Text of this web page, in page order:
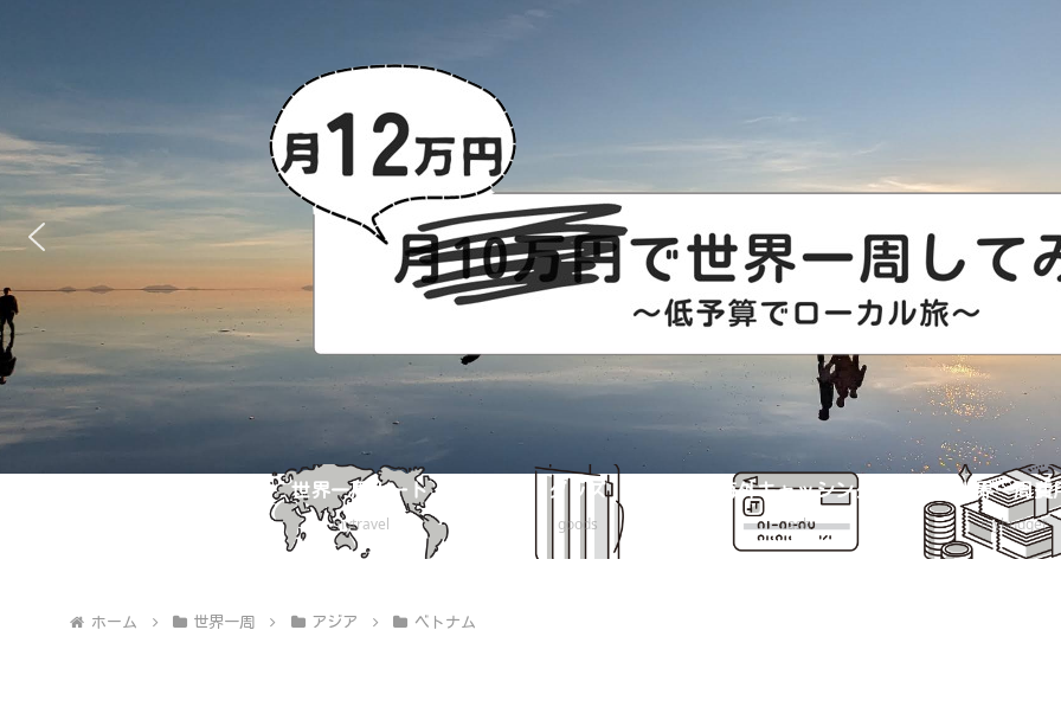
世界一周ルート
mytravel
グッズ
goods
海外キャッシング
cash
世界一周費
mybudget
ホーム 世界一周 アジア ベトナム